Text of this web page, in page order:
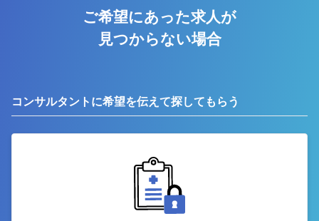
ご希望にあった求人が
見つからない場合
コンサルタントに希望を伝えて探してもらう